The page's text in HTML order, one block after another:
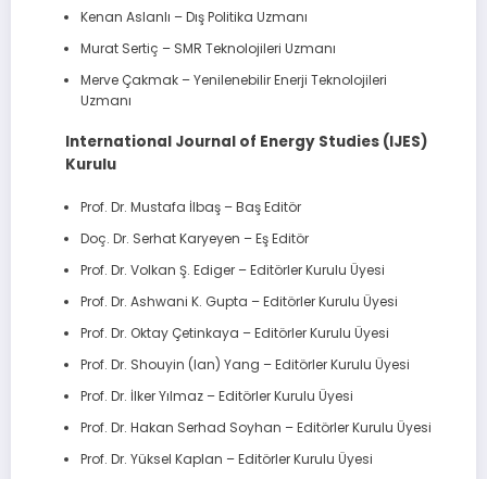
Kenan Aslanlı – Dış Politika Uzmanı
Murat Sertiç – SMR Teknolojileri Uzmanı
Merve Çakmak – Yenilenebilir Enerji Teknolojileri
Uzmanı
International Journal of Energy Studies (IJES)
Kurulu
Prof. Dr. Mustafa İlbaş – Baş Editör
Doç. Dr. Serhat Karyeyen – Eş Editör
Prof. Dr. Volkan Ş. Ediger – Editörler Kurulu Üyesi
Prof. Dr. Ashwani K. Gupta – Editörler Kurulu Üyesi
Prof. Dr. Oktay Çetinkaya – Editörler Kurulu Üyesi
Prof. Dr. Shouyin (Ian) Yang – Editörler Kurulu Üyesi
Prof. Dr. İlker Yılmaz – Editörler Kurulu Üyesi
Prof. Dr. Hakan Serhad Soyhan – Editörler Kurulu Üyesi
Prof. Dr. Yüksel Kaplan – Editörler Kurulu Üyesi